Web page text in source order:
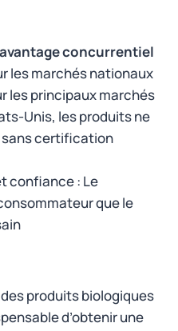
concurrentiel
les marchés nationaux
les principaux marchés
Unis, les produits ne
certification
confiance : Le
que le
produits biologiques
d’obtenir une